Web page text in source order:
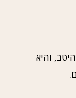
והיא